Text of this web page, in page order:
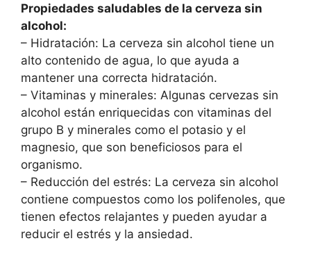
Propiedades saludables de la cerveza sin
alcohol:
– Hidratación: La cerveza sin alcohol tiene un
alto contenido de agua, lo que ayuda a
mantener una correcta hidratación.
– Vitaminas y minerales: Algunas cervezas sin
alcohol están enriquecidas con vitaminas del
grupo B y minerales como el potasio y el
magnesio, que son beneficiosos para el
organismo.
– Reducción del estrés: La cerveza sin alcohol
contiene compuestos como los polifenoles, que
tienen efectos relajantes y pueden ayudar a
reducir el estrés y la ansiedad.